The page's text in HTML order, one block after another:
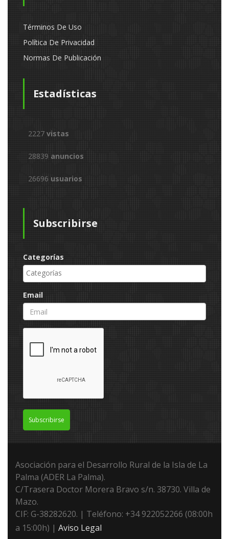
Términos De Uso
Política De Privacidad
Normas De Publicación
Estadísticas
2227 vistas
28839 anuncios
26696 usuarios
Subscribirse
Categorías
Email
Subscribirse
Asociación para el Desarrollo Rural de la Isla de La
Palma (ADER La Palma).
C/Trasera Doctor Morera Bravo s/n. 38730. Villa de
Mazo.
CIF: G-38282620. | Teléfono: +34 922052266 (08:00h
a 15:00h) | Aviso Legal